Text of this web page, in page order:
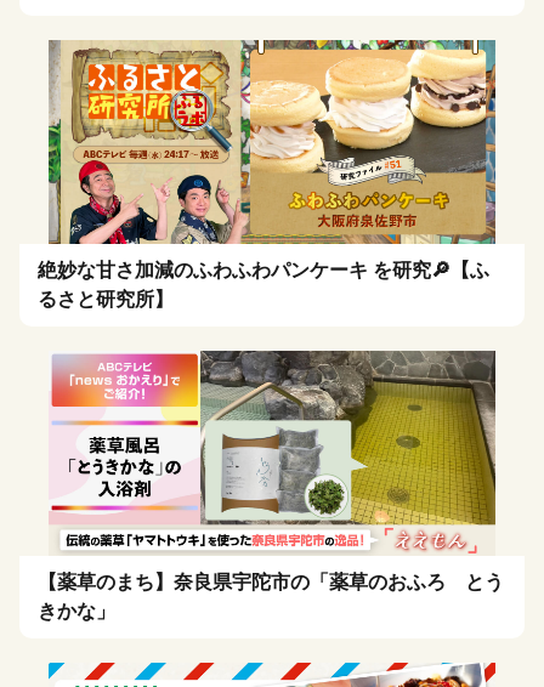
絶妙な甘さ加減のふわふわパンケーキ を研究🔎【ふ
るさと研究所】
【薬草のまち】奈良県宇陀市の「薬草のおふろ とう
きかな」